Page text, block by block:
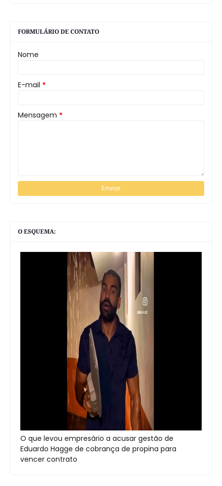
FORMULÁRIO DE CONTATO
Nome
E-mail *
Mensagem *
O ESQUEMA:
O que levou empresário a acusar gestão de
Eduardo Hagge de cobrança de propina para
vencer contrato